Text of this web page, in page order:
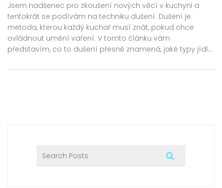
Jsem nadšenec pro zkoušení nových věcí v kuchyni a
tentokrát se podívám na techniku dušení. Dušení je
metoda, kterou každý kuchař musí znát, pokud chce
ovládnout umění vaření. V tomto článku vám
představím, co to dušení přesně znamená, jaké typy jídla
zájem o kulinářství jako já, určitě to bude pro vás